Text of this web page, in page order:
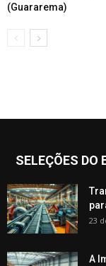
(Guararema)
SELEÇÕES DO
23
A